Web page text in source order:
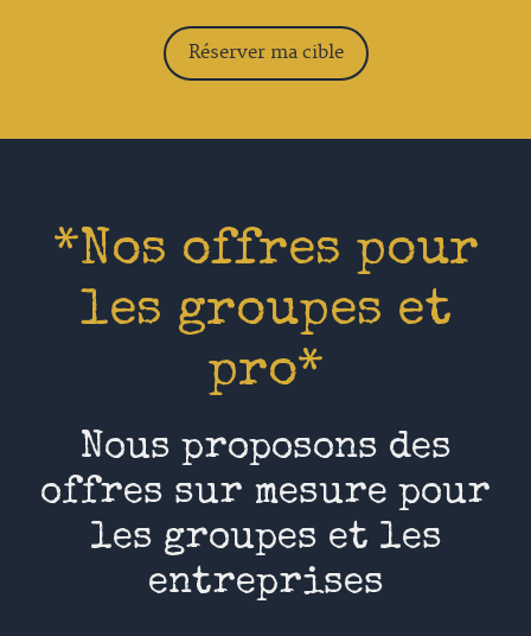
Réserver ma cible
*Nos offres pour
les groupes et
pro*
Nous proposons des
offres sur mesure pour
les groupes et les
entreprises